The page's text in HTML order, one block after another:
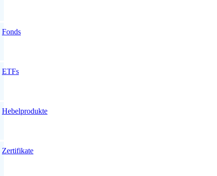
Fonds
ETFs
Hebelprodukte
Zertifikate